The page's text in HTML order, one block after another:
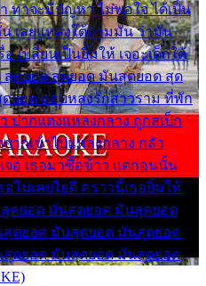
ท่าจะมีปัญหา ไม่พอใจ ได้เป็น
เลยแหลงใต้ถามมัน ว่ามัน
เปลี่ยนเป็นยิ้มให้ เจอะเด็กใต้
สุดยอด สุดยอด มันสุดยอด สุด
ยอด แอบหลงรักสาวราม ที่พัก
ปากแดงแหลงกลาง ถูกสเป็ก
ากเข้าไปแหลงกลาง กลัว
จอ เธอมาซื้อข้าว แต่ก่อนนั้น
อไม่เคยไยดี คราวนี้เธอยิ้มให้
สุดยอด มันสุดยอด มันสุดยอด
ดยอด มันสุดยอด มันสุดยอด
ดยอด มันสุดยอด มันสุดยอด